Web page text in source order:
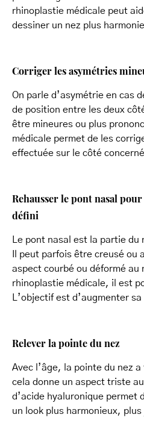
rhinoplastie médicale peut
dessiner un nez plus
Corriger les asymétries
On parle d’asymétrie en cas
de position entre les deux
être mineures ou plus
médicale permet de les
effectuée sur le côté
Rehausser le pont nasal
défini
Le pont nasal est la partie
Il peut parfois être creusé ou
aspect courbé ou déformé au
rhinoplastie médicale, il est
L’objectif est d’augmenter
Relever la pointe du nez
Avec l’âge, la pointe du nez
cela donne un aspect triste
d’acide hyaluronique permet
un look plus harmonieux, plus